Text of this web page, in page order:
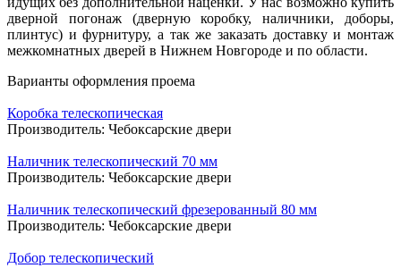
дверной погонаж (дверную коробку, наличники, доборы,
плинтус) и фурнитуру, а так же заказать доставку и монтаж
межкомнатных дверей в Нижнем Новгороде и по области.
Варианты оформления проема
Коробка телескопическая
Производитель: Чебоксарские двери
Наличник телескопический 70 мм
Производитель: Чебоксарские двери
Наличник телескопический фрезерованный 80 мм
Производитель: Чебоксарские двери
Добор телескопический